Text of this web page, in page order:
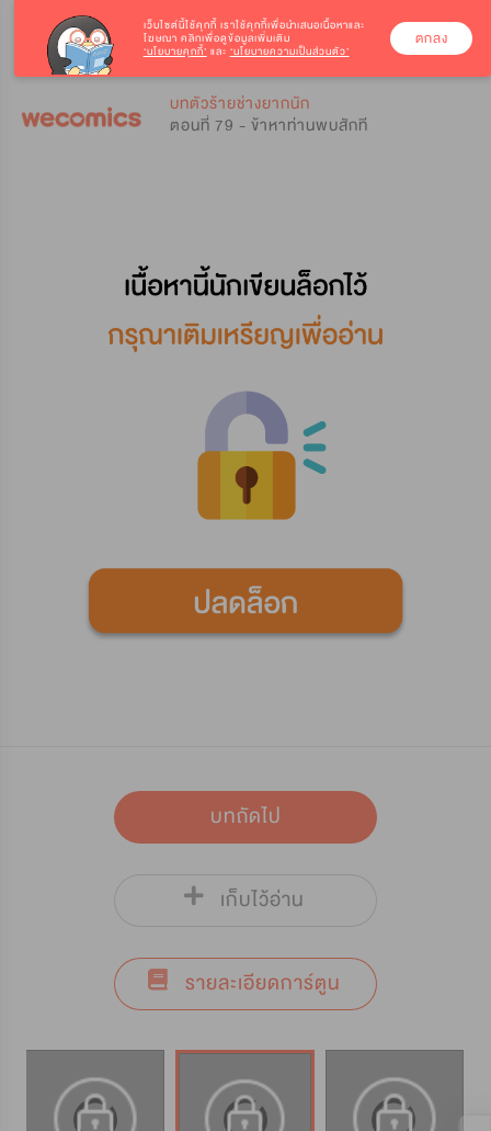
บทตัวร้ายช่างยากนัก
ตอนที่ 79 - ข้าหาท่านพบสักที
บทถัดไป
เก็บไว้อ่าน
รายละเอียดการ์ตูน
เว็บไซต์นี้ใช้คุกกี้ เราใช้คุกกี้เพื่อนำเสนอเนื้อหาและ
โฆษณา คลิกเพื่อดูข้อมูลเพิ่มเติม
‘นโยบายคุกกี้’ และ ‘นโยบายความเป็นส่วนตัว’
ตกลง